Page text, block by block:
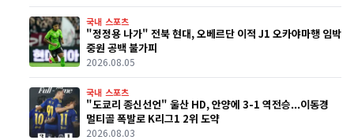
국내 스포츠
"정정용 나가" 전북 현대, 오베르단 이적 J1 오카야마행 임박
중원 공백 불가피
2026.08.05
국내 스포츠
"도쿄리 종신선언" 울산 HD, 안양에 3-1 역전승...이동경
멀티골 폭발로 K리그1 2위 도약
2026.08.03